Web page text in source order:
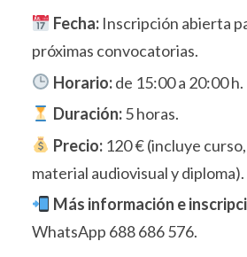
Fecha:Inscripción abierta
próximas convocatorias.
Horario:de 15:00 a 20:00 h.
Duración:5 horas.
Precio:120 € (incluye
material audiovisual y diploma).
Más información e
WhatsApp 688 686 576.